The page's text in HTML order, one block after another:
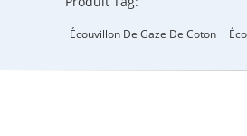
Écouvillon De Gaze De Coton